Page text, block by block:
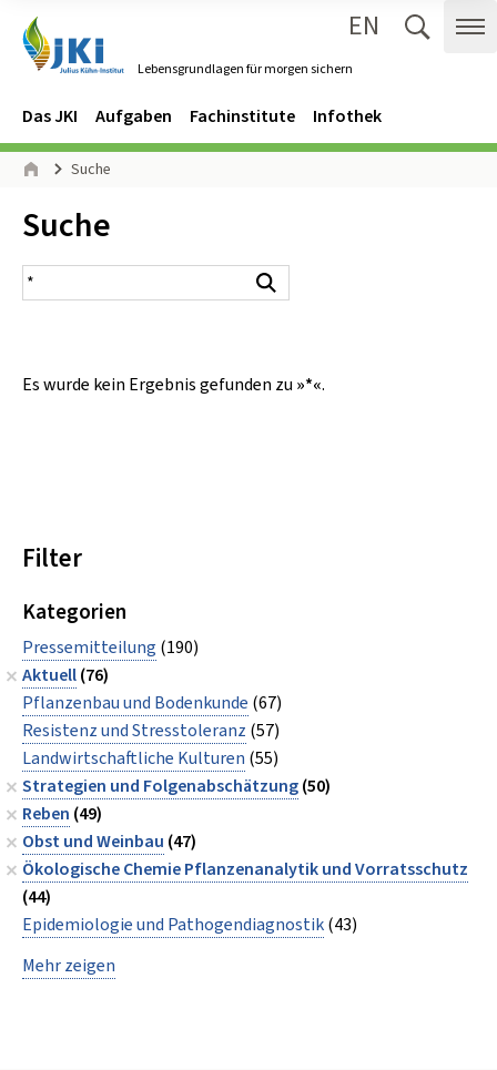
Lebensgrundlagen für morgen sichern
EN
Navigation
Hauptmenü
Das JKI Aufgaben Fachinstitute Infothek
Seitenpfad
Suche
Inhalt:
Suche
Suchergebnis
Es wurde kein Ergebnis gefunden zu »*«.
Filter
Kategorien
Pressemitteilung (190)
Aktuell(76)
Pflanzenbau und Bodenkunde (67)
Resistenz und Stresstoleranz (57)
Landwirtschaftliche Kulturen (55)
Strategien und Folgenabschätzung(50)
Reben (49)
Obst und Weinbau (47)
Ökologische Chemie Pflanzenanalytik und Vorratsschutz
(44)
Epidemiologie und Pathogendiagnostik(43)
Mehr zeigen